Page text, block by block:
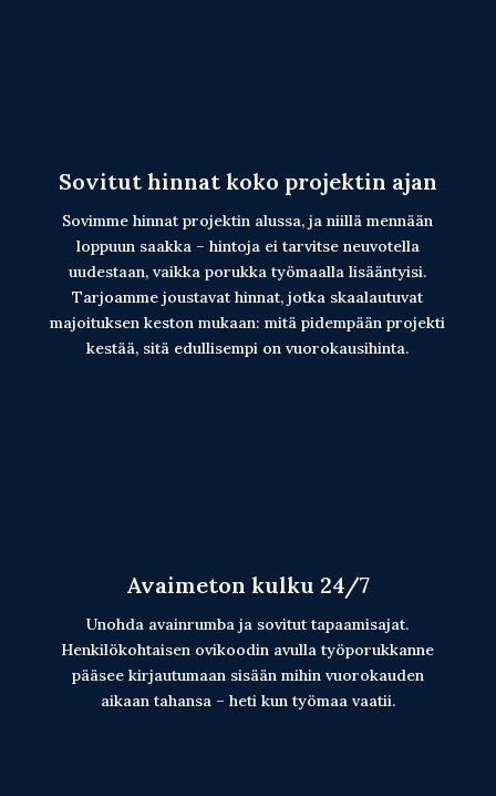
Sovitut hinnat koko projektin ajan
Sovimme hinnat projektin alussa, ja niillä mennään
loppuun saakka – hintoja ei tarvitse neuvotella
uudestaan, vaikka porukka työmaalla lisääntyisi.
Tarjoamme joustavat hinnat, jotka skaalautuvat
majoituksen keston mukaan: mitä pidempään projekti
kestää, sitä edullisempi on vuorokausihinta.
Avaimeton kulku 24/7
Unohda avainrumba ja sovitut tapaamisajat.
Henkilökohtaisen ovikoodin avulla työporukkanne
pääsee kirjautumaan sisään mihin vuorokauden
aikaan tahansa – heti kun työmaa vaatii.